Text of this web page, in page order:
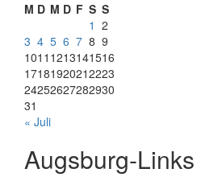
M D M D F S S
1 2
3 4 5 6 7 8 9
1011 1213141516
17181920212223
24252627282930
31
« Juli
Augsburg-Links